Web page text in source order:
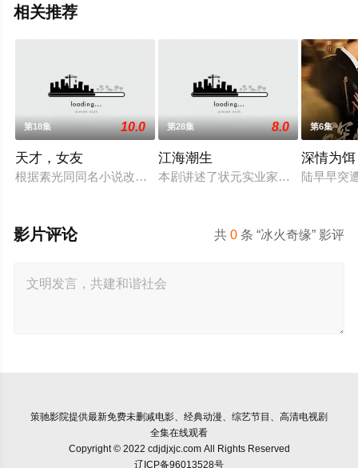
相关推荐
第18集 10.0
天才，女友
根据素光同同名小说改编。江逾白长大以后，林知夏忽然对他
第28集 8.0
江海潮生
本剧讲述了状元实业家张謇创办大生
第6集
深情为饵
陆早早突
共0 条 “冰火奇缘” 影评
影片评论
策驰影院提供最新免费未删减电影、经典动漫、综艺节目、高清电视剧
全集在线观看
Copyright © 2022 cdjdjxjc.com All Rights Reserved
辽ICP备96013528号